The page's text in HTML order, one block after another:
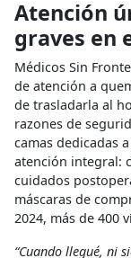
Atención
graves en
Médicos Sin
de atención a
de trasladarla al
razones de
camas dedicadas
atención integral:
cuidados
máscaras de
2024, más de 400
“Cuando llegué, ni